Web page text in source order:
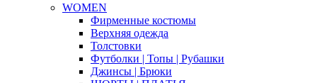
WOMEN
Фирменные костюмы
Верхняя одежда
Толстовки
Футболки | Топы | Рубашки
Джинсы | Брюки